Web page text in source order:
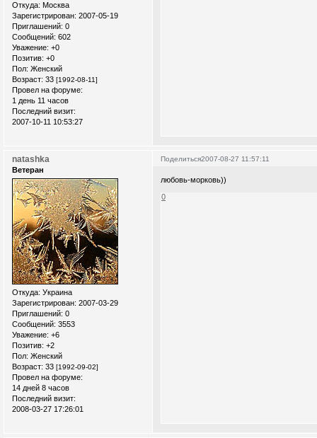
Откуда: Москва
Зарегистрирован: 2007-05-19
Приглашений: 0
Сообщений: 602
Уважение: +0
Позитив: +0
Пол: Женский
Возраст: 33 [1992-08-11]
Провел на форуме:
1 день 11 часов
Последний визит:
2007-10-11 10:53:27
Поделиться2007-08-27 11:57:11
natashka
Ветеран
Откуда: Украина
Зарегистрирован: 2007-03-29
Приглашений: 0
Сообщений: 3553
Уважение: +6
Позитив: +2
Пол: Женский
Возраст: 33 [1992-09-02]
Провел на форуме:
14 дней 8 часов
Последний визит:
2008-03-27 17:26:01
любовь-морковь))
0